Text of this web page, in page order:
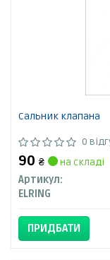
Сальник клапана
0
90 ₴
на складі
Артикул:
ELRING
ПРИДБАТИ